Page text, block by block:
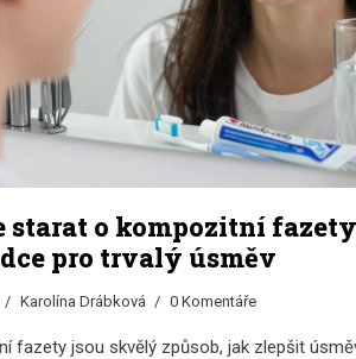
starat o kompozitní
pro trvalý úsměv
Karolína Drábková 0 Komentáře
fazety jsou skvělý způsob, jak zlepšit